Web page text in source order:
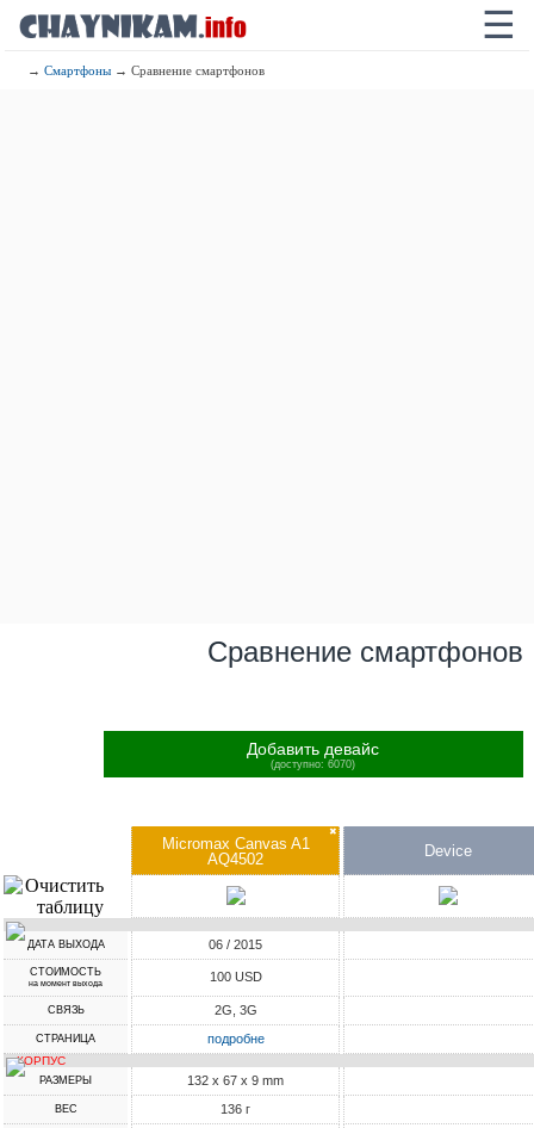
☰
→Смартфоны → Сравнение смартфонов
Сравнение смартфонов
Добавить девайс
(доступно: 6070)
✖
Micromax Canvas A1
AQ4502
Device
ДАТА ВЫХОДА 06 / 2015
СТОИМОСТЬ
на момент выхода 100 USD
СВЯЗЬ 2G, 3G
СТРАНИЦА подробне
КОРПУС
РАЗМЕРЫ 132 x 67 x 9 mm
ВЕС 136 г